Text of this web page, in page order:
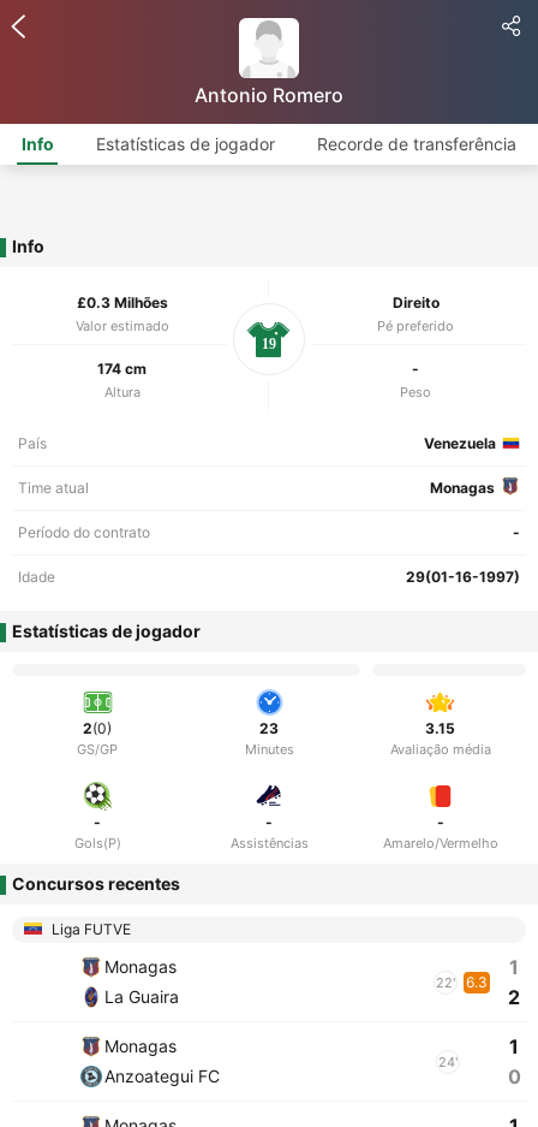
Antonio Romero
Info Estatísticas de jogador Recorde de transferência
Info
£0.3 Milhões
Valor estimado
Direito
Pé preferido
174 cm
Altura
-
Peso
19
País Venezuela
Time atual Monagas
Período do contrato -
Idade 29(01-16-1997)
Estatísticas de jogador
2(0)
GS/GP
23
Minutes
3.15
Avaliação média
-
Gols(P)
-
Assistências
-
Amarelo/Vermelho
Concursos recentes
Liga FUTVE
Monagas
La Guaira
22' 6.3
1
2
Monagas
Anzoategui FC
24'
1
0